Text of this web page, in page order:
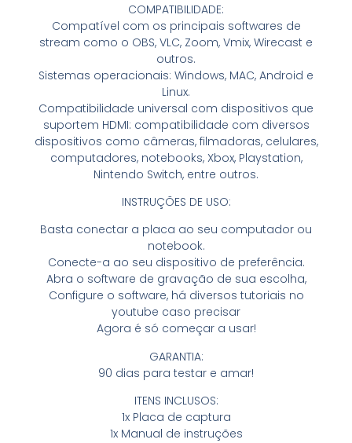
COMPATIBILIDADE:
Compatível com os principais softwares de
stream como o OBS, VLC, Zoom, Vmix, Wirecast e
outros.
Sistemas operacionais: Windows, MAC, Android e
Linux.
Compatibilidade universal com dispositivos que
suportem HDMI: compatibilidade com diversos
dispositivos como câmeras, filmadoras, celulares,
computadores, notebooks, Xbox, Playstation,
Nintendo Switch, entre outros.
INSTRUÇÕES DE USO:
Basta conectar a placa ao seu computador ou
notebook.
Conecte-a ao seu dispositivo de preferência.
Abra o software de gravação de sua escolha,
Configure o software, há diversos tutoriais no
youtube caso precisar
Agora é só começar a usar!
GARANTIA:
90 dias para testar e amar!
ITENS INCLUSOS:
1x Placa de captura
1x Manual de instruções